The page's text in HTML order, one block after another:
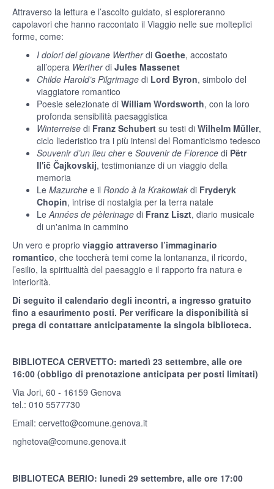
Attraverso la lettura e l’ascolto guidato, si esploreranno
capolavori che hanno raccontato il Viaggio nelle sue molteplici
forme, come:
I dolori del giovane Wertherdi Goethe, accostato
all’opera Wertherdi Jules Massenet
Childe Harold’s Pilgrimage di Lord Byron, simbolo del
viaggiatore romantico
Poesie selezionate di William Wordsworth, con la loro
profonda sensibilità paesaggistica
Winterreise di Franz Schubert su testi di Wilhelm Müller,
ciclo liederistico tra i più intensi del Romanticismo tedesco
Souvenir d’un lieu chere Souvenir de Florence di Pëtr
Il'ič Čajkovskij, testimonianze di un viaggio della
memoria
Le Mazurche e il Rondo à la Krakowiak di Fryderyk
Chopin, intrise di nostalgia per la terra natale
Le Années de pèlerinage di Franz Liszt, diario musicale
di un'anima in cammino
Un vero e proprio viaggio attraverso l’immaginario
romantico, che toccherà temi come la lontananza, il ricordo,
l’esilio, la spiritualità del paesaggio e il rapporto fra natura e
interiorità.
Di seguito il calendario degli incontri, a ingresso gratuito
fino a esaurimento posti. Per verificare la disponibilità si
prega di contattare anticipatamente la singola biblioteca.
BIBLIOTECA CERVETTO: martedì 23 settembre, alle ore
16:00 (obbligo di prenotazione anticipata per posti limitati)
Via Jori, 60 - 16159 Genova
tel.: 010 5577730
Email: cervetto@comune.genova.it
nghetova@comune.genova.it
BIBLIOTECA BERIO: lunedì 29 settembre, alle ore 17:00